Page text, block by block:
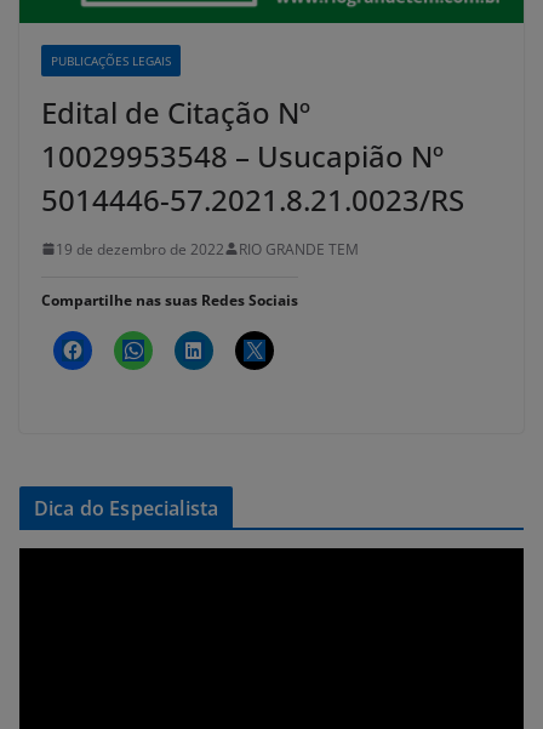
PUBLICAÇÕES LEGAIS
Edital de Citação Nº
10029953548 – Usucapião Nº
5014446-57.2021.8.21.0023/RS
19 de dezembro de 2022 RIO GRANDE TEM
Compartilhe nas suas Redes Sociais
Dica do Especialista